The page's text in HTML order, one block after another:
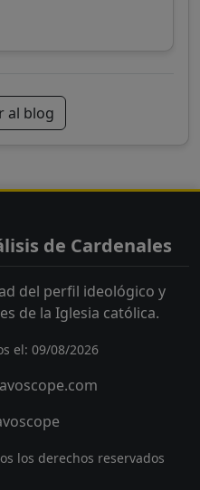
al blog
de Cardenales
del perfil ideológico y
de la Iglesia católica.
el: 09/08/2026
los derechos reservados